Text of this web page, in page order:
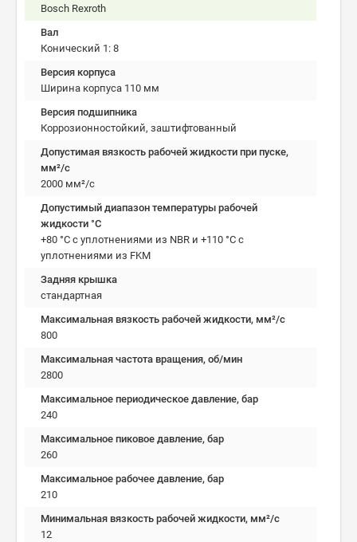
Bosch Rexroth
Вал
Конический 1: 8
Версия корпуса
Ширина корпуса 110 мм
Версия подшипника
Коррозионностойкий, заштифтованный
Допустимая вязкость рабочей жидкости при пуске,
мм²/c
2000 мм²/с
Допустимый диапазон температуры рабочей
жидкости °C
+80 °C с уплотнениями из NBR и +110 °C с
уплотнениями из FKM
Задняя крышка
стандартная
Максимальная вязкость рабочей жидкости, мм²/c
800
Максимальная частота вращения, об/мин
2800
Максимальное периодическое давление, бар
240
Максимальное пиковое давление, бар
260
Максимальное рабочее давление, бар
210
Минимальная вязкость рабочей жидкости, мм²/c
12